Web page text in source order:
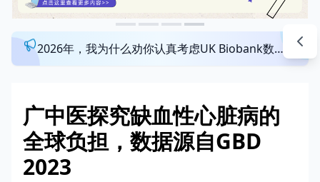
2026年，我为什么劝你认真考虑UK Biobank数据库？来看看这个一对一指导发文班
广中医探究缺血性心脏病的
全球负担，数据源自GBD
2023